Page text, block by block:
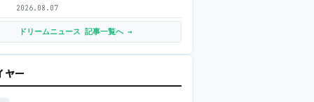
2026.08.07
ドリームニュース 記事一覧へ →
ヤー